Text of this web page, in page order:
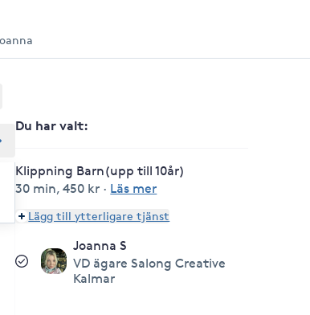
Du har valt:
Klippning Barn(upp till 10år)
30 min,450 kr · Läs mer
Lägg till ytterligare tjänst
Joanna S
VD ägare Salong Creative
Kalmar